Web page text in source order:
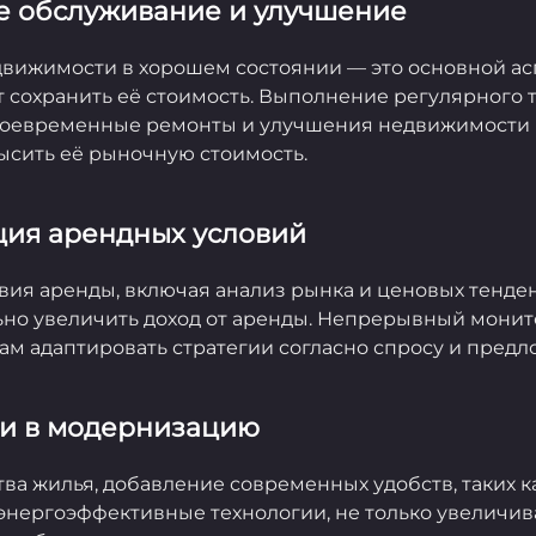
обслуживание и улучшение
в хорошем состоянии — это основной
её стоимость. Выполнение регулярного
ремонты и улучшения недвижимости
её рыночную стоимость.
арендных условий
аренды, включая анализ рынка и ценовых
увеличить доход от аренды. Непрерывный
адаптировать стратегии согласно спросу и
в модернизацию
жилья, добавление современных удобств, таких
технологии, не только